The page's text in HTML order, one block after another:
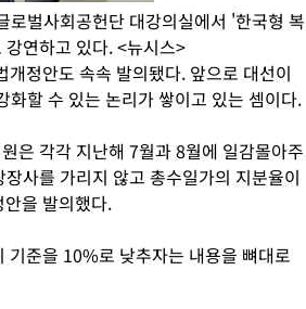
벌사회공헌단 대강의실에서 '한국형 복
연하고 있다. <뉴시스>
정안도 속속 발의됐다. 앞으로 대선이
할 수 있는 논리가 쌓이고 있는 셈이다.
은 각각 지난해 7월과 8월에 일감몰아주
사를 가리지 않고 총수일가의 지분율이
을 발의했다.
준을 10%로 낮추자는 내용을 뼈대로